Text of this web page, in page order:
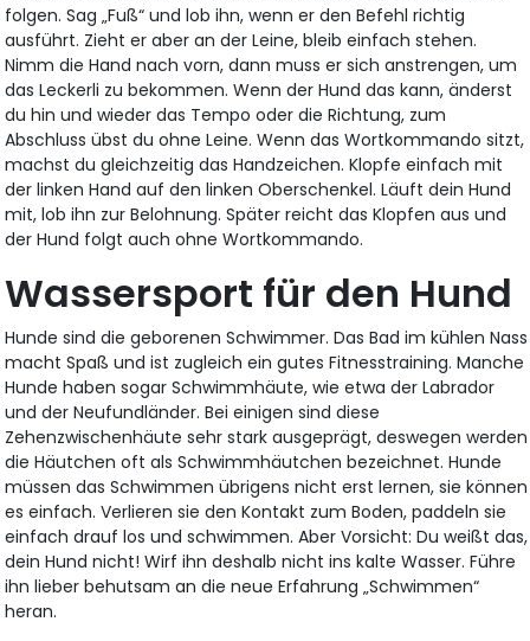
folgen. Sag „Fuß“ und lob ihn, wenn er den Befehl richtig
ausführt. Zieht er aber an der Leine, bleib einfach stehen.
Nimm die Hand nach vorn, dann muss er sich anstrengen, um
das Leckerli zu bekommen. Wenn der Hund das kann, änderst
du hin und wieder das Tempo oder die Richtung, zum
Abschluss übst du ohne Leine. Wenn das Wortkommando sitzt,
machst du gleichzeitig das Handzeichen. Klopfe einfach mit
der linken Hand auf den linken Oberschenkel. Läuft dein Hund
mit, lob ihn zur Belohnung. Später reicht das Klopfen aus und
der Hund folgt auch ohne Wortkommando.
Wassersport für den Hund
Hunde sind die geborenen Schwimmer. Das Bad im kühlen Nass
macht Spaß und ist zugleich ein gutes Fitnesstraining. Manche
Hunde haben sogar Schwimmhäute, wie etwa der Labrador
und der Neufundländer. Bei einigen sind diese
Zehenzwischenhäute sehr stark ausgeprägt, deswegen werden
die Häutchen oft als Schwimmhäutchen bezeichnet. Hunde
müssen das Schwimmen übrigens nicht erst lernen, sie können
es einfach. Verlieren sie den Kontakt zum Boden, paddeln sie
einfach drauf los und schwimmen. Aber Vorsicht: Du weißt das,
dein Hund nicht! Wirf ihn deshalb nicht ins kalte Wasser. Führe
ihn lieber behutsam an die neue Erfahrung „Schwimmen“
heran.